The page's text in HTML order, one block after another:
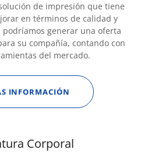
de impresión que tiene
en términos de calidad y
podríamos generar una oferta
su compañía, contando con
del mercado.
INFORMACIÓN
Corporal